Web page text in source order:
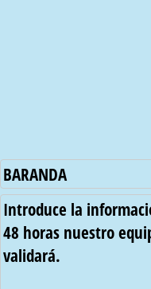
BARANDA
Introduce la
48 horas nuestro
validará.